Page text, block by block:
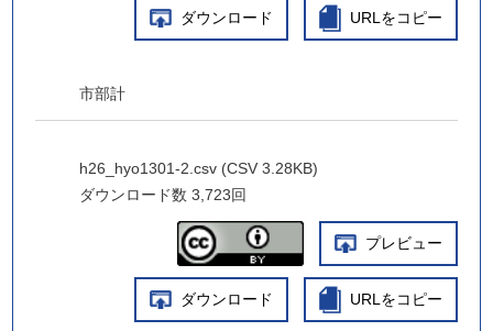
ダウンロード URLをコピー
市部計
h26_hyo1301-2.csv (CSV 3.28KB)
ダウンロード数 3,723回
プレビュー
ダウンロード URLをコピー